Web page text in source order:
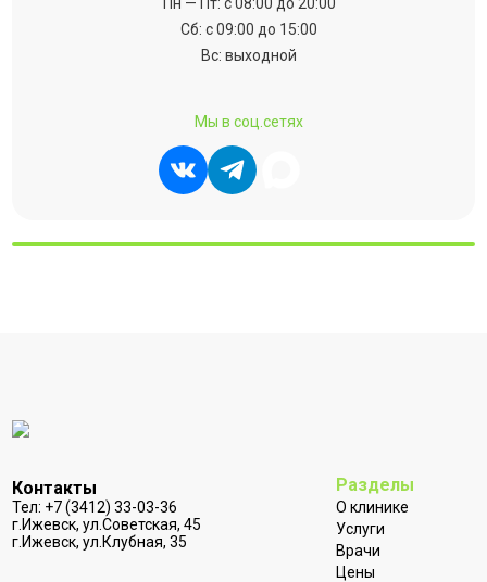
Сб: с 09:00 до 15:00
Вс: выходной
Мы в соц.сетях
Контакты
Тел: +7 (3412) 33-03-36
г.Ижевск, ул.Советская, 45
г.Ижевск, ул.Клубная, 35
Разделы
О клинике
Услуги
Врачи
Цены